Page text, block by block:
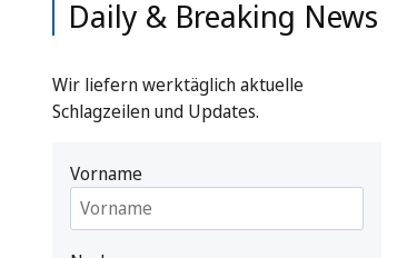
Daily & Breaking News
Wir liefern werktäglich aktuelle
Schlagzeilen und Updates.
Vorname